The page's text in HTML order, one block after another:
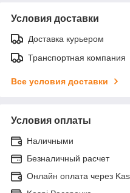
Условия доставки
Доставка курьером
Транспортная компания
Все условия доставки
Условия оплаты
Наличными
Безналичный расчет
Онлайн оплата через